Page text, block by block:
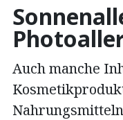
Auch manche